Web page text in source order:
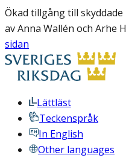
Ökad tillgång till
av Anna Wallén och Arhe
sidan
Lättläst
Teckenspråk
In English
Other languages